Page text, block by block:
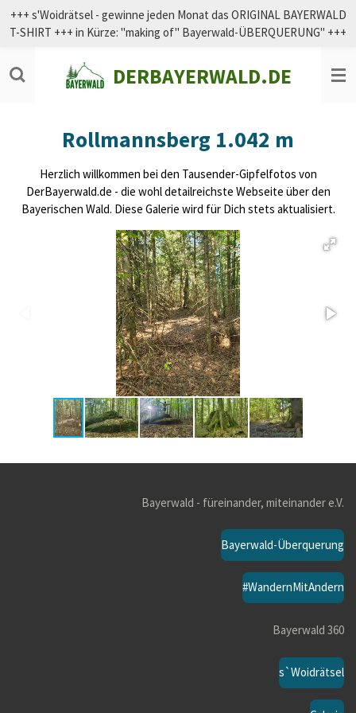
Zum
Hauptinhalt
DERBAYERWALD.DE
+++ s'Woidrätsel - gewinne jeden Monat das ORIGINAL BAYERWALD
T-SHIRT +++ in Kürze: "making of" Bayerwald-ÜBERQUERUNG" +++
Rollmannsberg 1.042 m
Herzlich willkommen bei den Tausender-Gipfelfotos von
DerBayerwald.de - die wohl detailreichste Webseite über den
Bayerischen Wald. Diese Galerie wird für Dich stets aktualisiert.
Bayerwald - füreinander, miteinander e.V.
Bayerwald-Überquerung
#WandernMitAndern
Bayerwald 360
s`Woidrätsel